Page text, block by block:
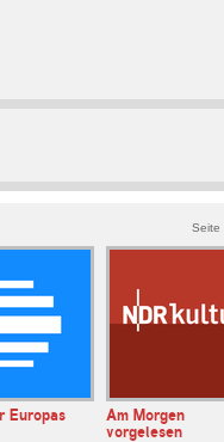
Seite
Europas
Am Morgen
vorgelesen